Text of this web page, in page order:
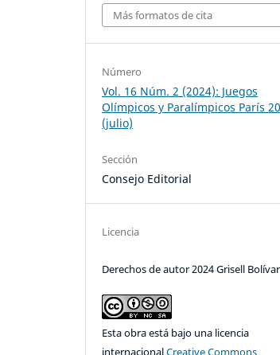
Más formatos de cita
Número
Vol. 16 Núm. 2 (2024): Juegos
Olímpicos y Paralímpicos París
(julio)
Sección
Consejo Editorial
Licencia
Derechos de autor 2024 Grisell
Esta obra está bajo una licencia
internacionalCreative Commons